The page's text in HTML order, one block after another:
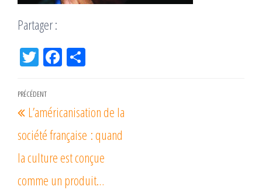
Partager :
Tw
er
Fac
k r
Navigation
de
l’article
Article
précédent
PRÉCÉDENT
L’américanisation de la
société française : quand
la culture est conçue
comme un produit…